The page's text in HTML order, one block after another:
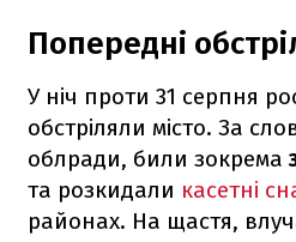
Попередні
У ніч проти 31 серпня
обстріляли місто. За
облради, били зокрема
та розкидали касетні
районах. На щастя,